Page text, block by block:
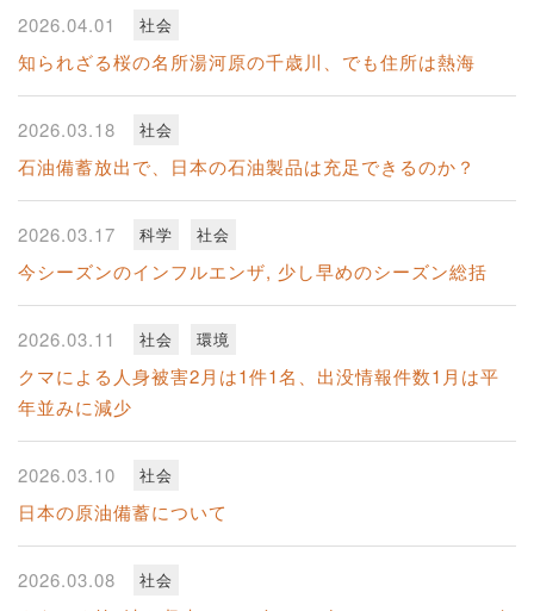
2026.04.01 社会
知られざる桜の名所湯河原の千歳川、でも住所は熱海
2026.03.18 社会
石油備蓄放出で、日本の石油製品は充足できるのか？
2026.03.17 科学 社会
今シーズンのインフルエンザ, 少し早めのシーズン総括
2026.03.11 社会 環境
クマによる人身被害2月は1件1名、出没情報件数1月は平
年並みに減少
2026.03.10 社会
日本の原油備蓄について
2026.03.08 社会